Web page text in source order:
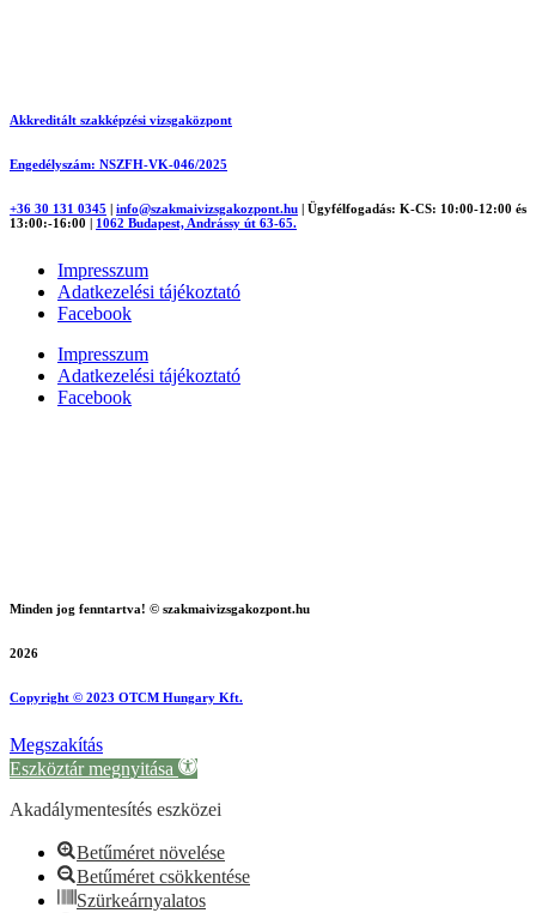
Akkreditált szakképzési vizsgaközpont
Engedélyszám: NSZFH-VK-046/2025
+36 30 131 0345 info@szakmaivizsgakozpont.hu
Ügyfélfogadás: K-CS: 10:00-12:00 és
13:00:-16:00
1062 Budapest, Andrássy út 63-65.
Impresszum
Adatkezelési tájékoztató
Facebook
Impresszum
Adatkezelési tájékoztató
Facebook
Minden jog fenntartva! © szakmaivizsgakozpont.hu
2026
Copyright © 2023 OTCM Hungary Kft.
Megszakítás
Eszköztár megnyitása
Akadálymentesítés eszközei
Betűméret növelése
Betűméret csökkentése
Szürkeárnyalatos